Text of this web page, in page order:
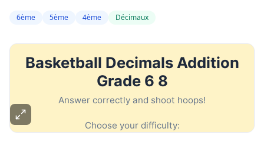
6ème 5ème 4ème Décimaux